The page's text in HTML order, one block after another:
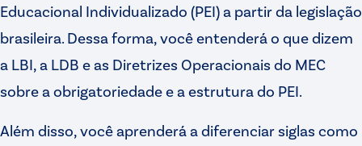
Educacional Individualizado (PEI) a partir da legislação
brasileira. Dessa forma, você entenderá o que dizem
a LBI, a LDB e as Diretrizes Operacionais do MEC
sobre a obrigatoriedade e a estrutura do PEI.
Além disso, você aprenderá a diferenciar siglas como